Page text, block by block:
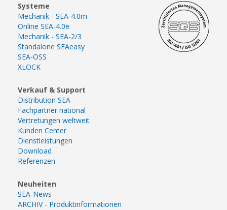
Systeme
Mechanik - SEA-4.0m
Online SEA-4.0e
Mechanik - SEA-2/3
Standalone SEAeasy
SEA-OSS
XLOCK
Verkauf & Support
Distribution SEA
Fachpartner national
Vertretungen weltweit
Kunden Center
Dienstleistungen
Download
Referenzen
Neuheiten
SEA-News
ARCHIV - Produktinformationen